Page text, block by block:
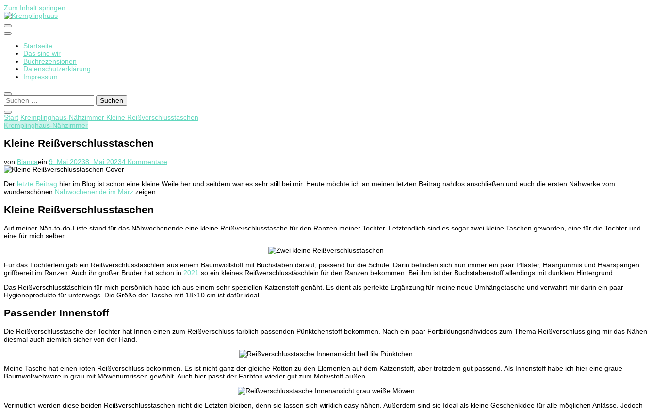
Zum Inhalt springen
Kremplinghaus
Startseite
Das sind wir
Buchrezensionen
Datenschutzerklärung
Impressum
Suchen
nach:
Start Kremplinghaus-Nähzimmer Kleine Reißverschlusstaschen
Kremplinghaus-Nähzimmer
Kleine Reißverschlusstaschen
von Biancaein 9. Mai 20238. Mai 20234 Kommentare
Der letzte Beitrag hier im Blog ist schon eine kleine Weile her und seitdem war es sehr still bei mir. Heute möchte ich an meinen letzten Beitrag nahtlos anschließen und euch die ersten Nähwerke vom
wunderschönen Nähwochenende im März zeigen.
Kleine Reißverschlusstaschen
Auf meiner Näh-to-do-Liste stand für das Nähwochenende eine kleine Reißverschlusstasche für den Ranzen meiner Tochter. Letztendlich sind es sogar zwei kleine Taschen geworden, eine für die Tochter und
eine für mich selber.
Für das Töchterlein gab ein Reißverschlusstäschlein aus einem Baumwollstoff mit Buchstaben darauf, passend für die Schule. Darin befinden sich nun immer ein paar Pflaster, Haargummis und Haarspangen
griffbereit im Ranzen. Auch ihr großer Bruder hat schon in 2021 so ein kleines Reißverschlusstäschlein für den Ranzen bekommen. Bei ihm ist der Buchstabenstoff allerdings mit dunklem Hintergrund.
Das Reißverschlusstäschlein für mich persönlich habe ich aus einem sehr speziellen Katzenstoff genäht. Es dient als perfekte Ergänzung für meine neue Umhängetasche und verwahrt mir darin ein paar
Hygieneprodukte für unterwegs. Die Größe der Tasche mit 18×10 cm ist dafür ideal.
Passender Innenstoff
Die Reißverschlusstasche der Tochter hat Innen einen zum Reißverschluss farblich passenden Pünktchenstoff bekommen. Nach ein paar Fortbildungsnähvideos zum Thema Reißverschluss ging mir das Nähen
diesmal auch ziemlich sicher von der Hand.
Meine Tasche hat einen roten Reißverschluss bekommen. Es ist nicht ganz der gleiche Rotton zu den Elementen auf dem Katzenstoff, aber trotzdem gut passend. Als Innenstoff habe ich hier eine graue
Baumwollwebware in grau mit Möwenumrissen gewählt. Auch hier passt der Farbton wieder gut zum Motivstoff außen.
Vermutlich werden diese beiden Reißverschlusstaschen nicht die Letzten bleiben, denn sie lassen sich wirklich easy nähen. Außerdem sind sie Ideal als kleine Geschenkidee für alle möglichen Anlässe. Jedoch